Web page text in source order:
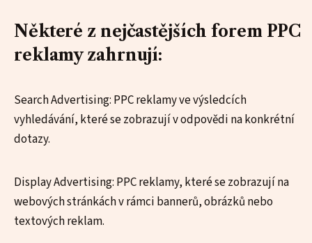
Některé z nejčastějších forem PPC
reklamy zahrnují:
Search Advertising: PPC reklamy ve výsledcích
vyhledávání, které se zobrazují v odpovědi na konkrétní
dotazy.
Display Advertising: PPC reklamy, které se zobrazují na
webových stránkách v rámci bannerů, obrázků nebo
textových reklam.